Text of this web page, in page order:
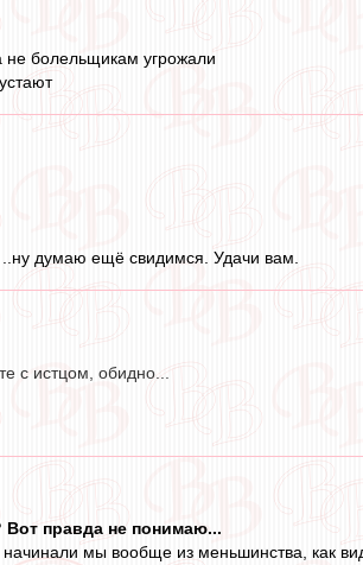
болельщикам угрожали
..ну думаю ещё свидимся. Удачи вам.
с истцом, обидно...
Вот правда не понимаю...
мы вообще из меньшинства, как